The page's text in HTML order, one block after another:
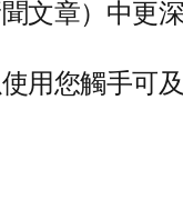
文章）中更
用您觸手可